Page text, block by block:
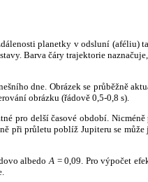
planetky v odsluní (aféliu)
Barva čáry trajektorie
dne. Obrázek se průběžně
obrázku (řádově 0,5-0,8 s).
pro delší časové období.
při průletu poblíž Jupiteru se
albedo A = 0,09. Pro výpočet